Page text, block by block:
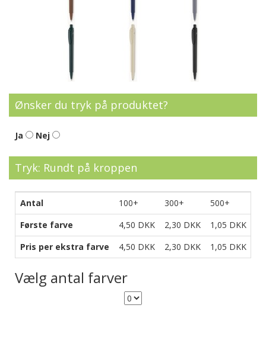
Ønsker du tryk på produktet?
Ja Nej
Tryk: Rundt på kroppen
Antal 100+ 300+ 500+
Første farve
4,50 DKK 2,30 DKK 1,05 DKK
Pris per ekstra farve
4,50 DKK 2,30 DKK 1,05 DKK
Vælg antal farver